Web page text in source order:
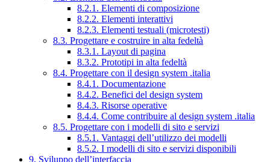
8.2.1. Elementi di composizione
8.2.2. Elementi interattivi
8.2.3. Elementi testuali (microtesti)
8.3. Progettare e costruire in alta fedeltà
8.3.1. Layout di pagina
8.3.2. Prototipi in alta fedeltà
8.4. Progettare con il design system .italia
8.4.1. Documentazione
8.4.2. Benefici del design system
8.4.3. Risorse operative
8.4.4. Come contribuire al design system .italia
8.5. Progettare con i modelli di sito e servizi
8.5.1. Vantaggi dell’utilizzo dei modelli
8.5.2. I modelli di sito e servizi disponibili
9. Sviluppo dell’interfaccia